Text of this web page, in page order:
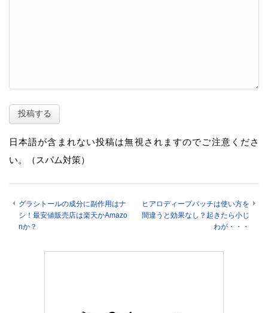
日本語が含まれない投稿は無視されますのでご注意くださ
い。（スパム対策）
グラシトールの成分に副作用はナ
シ！最安値販売店は楽天かAmazo
nか？
ヒアロディープパッチは使い方を
間違うと効果なし？起きたら小じ
わが・・・